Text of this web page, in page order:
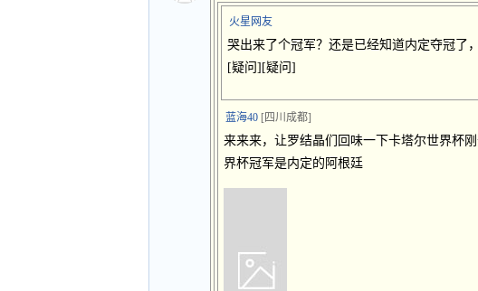
火星网友
哭出来了个冠军？还是已经知道内定夺冠了
[疑问][疑问]
蓝海40 [四川成都]
来来来，让罗结晶们回味一下卡塔尔世界杯
界杯冠军是内定的阿根廷